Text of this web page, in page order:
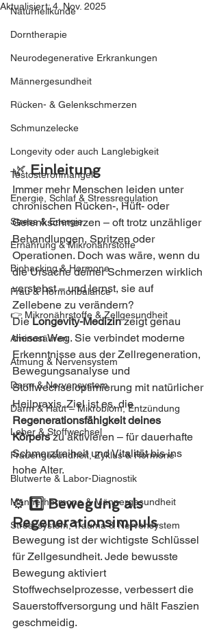
Naturheilkunde
Dorntherapie
Neurodegenerative Erkrankungen
Männergesundheit
Rücken- & Gelenkschmerzen
Schmunzelecke
Longevity oder auch Langlebigkeit
Testosteronmangel
Energie, Schlaf & Stressregulation
Stress & Energie
Ernährung & Mikronährstoffe
Biohacking & Hormone
Frau & Hormonbalance
👉 Mikronährstoffe & Zellgesundheit
Aminosäuren
Atmung & Nervensystem
Darm & Nervensystem
Darm & Haut – Mikrobiom, Entzündung
Leber & Stoffwechsel
Frauengesundheit, Zyklus & Hormone
Blutwerte & Labor-Diagnostik
Männerhormone & Männergesundheit
Stresssystem, Trauma & Nervensystem
Aktualisiert:4. Nov. 2025
🌿 Einleitung
Immer mehr Menschen leiden unter
chronischen Rücken-, Hüft- oder
Gelenkschmerzen – oft trotz unzähliger
Behandlungen, Spritzen oder
Operationen. Doch was wäre, wenn du
die Ursache deiner Schmerzen wirklich
verstehst – und lernst, sie auf
Zellebene zu verändern?
Die Longevity-Medizin zeigt genau
diesen Weg. Sie verbindet moderne
Erkenntnisse aus der Zellregeneration,
Bewegungsanalyse und
Stoffwechseloptimierung mit natürlicher
Heilpraxis. Ziel ist es, die
Regenerationsfähigkeit deines
Körpers zu aktivieren – für dauerhafte
Schmerzfreiheit und Vitalität bis ins
hohe Alter.
⚙️ 1️⃣ Bewegung als
Regenerationsimpuls
Bewegung ist der wichtigste Schlüssel
für Zellgesundheit. Jede bewusste
Bewegung aktiviert
Stoffwechselprozesse, verbessert die
Sauerstoffversorgung und hält Faszien
geschmeidig.